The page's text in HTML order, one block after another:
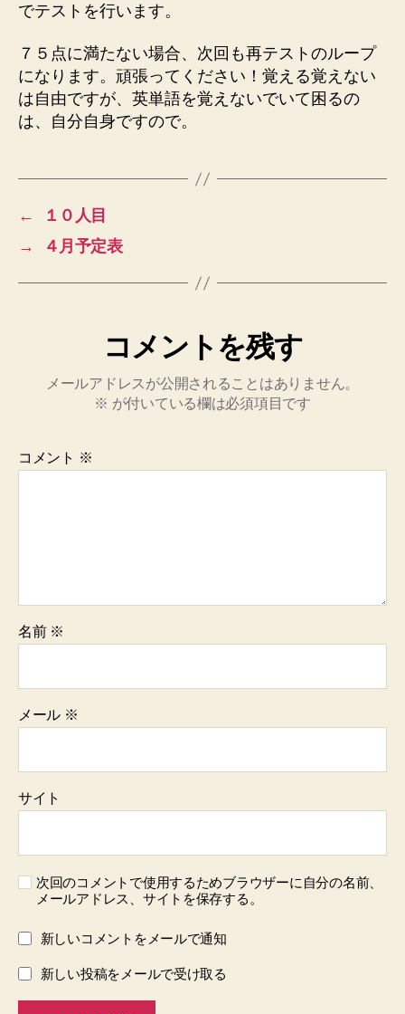
でテストを行います。
７５点に満たない場合、次回も再テストのループ
になります。頑張ってください！覚える覚えない
は自由ですが、英単語を覚えないでいて困るの
は、自分自身ですので。
←
１０人目
→
４月予定表
コメントを残す
メールアドレスが公開されることはありません。
※ が付いている欄は必須項目です
コメント ※
名前 ※
メール ※
サイト
次回のコメントで使用するためブラウザーに自分の名前、
メールアドレス、サイトを保存する。
新しいコメントをメールで通知
新しい投稿をメールで受け取る